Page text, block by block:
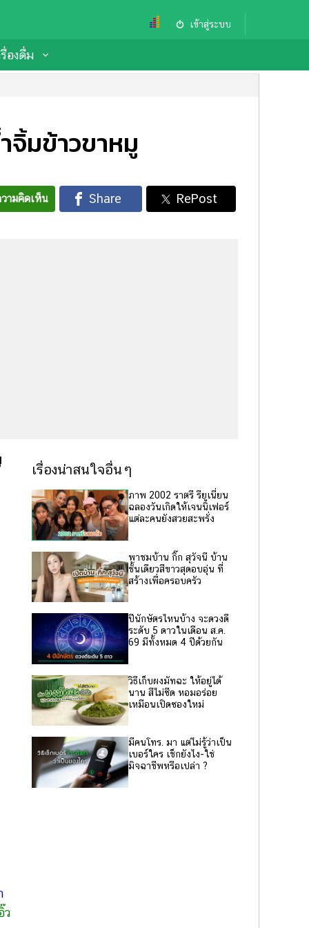
เข้าสู่ระบบ
องดื่ม
จิ้มข้าวขาหมู
ามคิดเห็น
ว
เรื่องน่าสนใจอื่นๆ
ภาพ 2002 ราตรี รียูเนี่ยน
ฉลองวันเกิดให้เจนนิเฟอร์
แต่ละคนยังสวยสะพรั่ง
พาชมบ้าน กิ๊ก สุวัจนี บ้าน
ชั้นเดียวสีขาวสุดอบอุ่น ที่
สร้างเพื่อครอบครัว
ปีนักษัตรไหนบ้าง จะดวงดี
ระดับ 5 ดาวในเดือน ส.ค.
69 มีทั้งหมด 4 ปีด้วยกัน
วิธีเก็บผงมัทฉะ ให้อยู่ได้
นาน สีไม่ซีด หอมอร่อย
เหมือนเปิดซองใหม่
มีคนโทร. มา แต่ไม่รู้ว่าเป็น
เบอร์ใคร เช็กยังไง-ใช่
มิจฉาชีพหรือเปล่า ?